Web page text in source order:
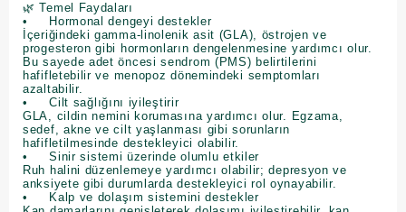
🌿 Temel Faydaları
• Hormonal dengeyi destekler
İçeriğindeki gamma-linolenik asit (GLA), östrojen ve
progesteron gibi hormonların dengelenmesine yardımcı olur.
Bu sayede adet öncesi sendrom (PMS) belirtilerini
hafifletebilir ve menopoz dönemindeki semptomları
azaltabilir.
• Cilt sağlığını iyileştirir
GLA, cildin nemini korumasına yardımcı olur. Egzama,
sedef, akne ve cilt yaşlanması gibi sorunların
hafifletilmesinde destekleyici olabilir.
• Sinir sistemi üzerinde olumlu etkiler
Ruh halini düzenlemeye yardımcı olabilir; depresyon ve
anksiyete gibi durumlarda destekleyici rol oynayabilir.
• Kalp ve dolaşım sistemini destekler